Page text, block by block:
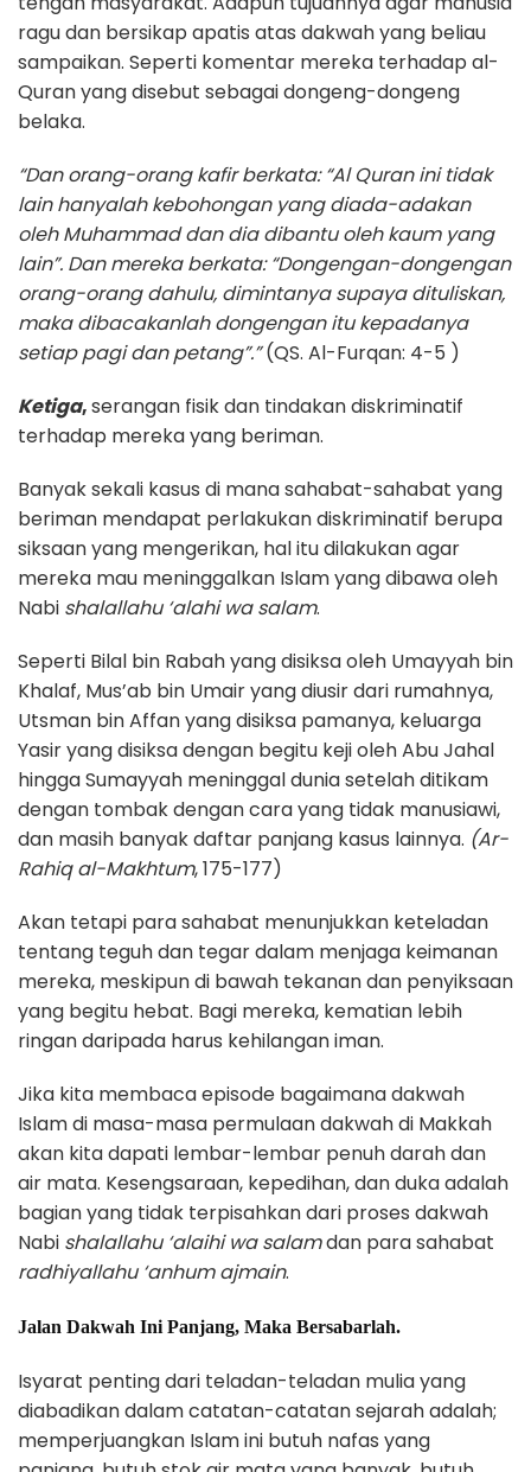
ragu dan bersikap apatis atas dakwah yang beliau
sampaikan. Seperti komentar mereka terhadap al-
Quran yang disebut sebagai dongeng-dongeng
belaka.
“Dan orang-orang kafir berkata: “Al Quran ini tidak
lain hanyalah kebohongan yang diada-adakan
oleh Muhammad dan dia dibantu oleh kaum yang
lain”. Dan mereka berkata: “Dongengan-dongengan
orang-orang dahulu, dimintanya supaya dituliskan,
maka dibacakanlah dongengan itu kepadanya
setiap pagi dan petang”.”(QS. Al-Furqan: 4-5 )
Ketiga,serangan fisik dan tindakan diskriminatif
terhadap mereka yang beriman.
Banyak sekali kasus di mana sahabat-sahabat yang
beriman mendapat perlakukan diskriminatif berupa
siksaan yang mengerikan, hal itu dilakukan agar
mereka mau meninggalkan Islam yang dibawa oleh
Nabi shalallahu ‘alahi wa salam.
Seperti Bilal bin Rabah yang disiksa oleh Umayyah bin
Khalaf, Mus’ab bin Umair yang diusir dari rumahnya,
Utsman bin Affan yang disiksa pamanya, keluarga
Yasir yang disiksa dengan begitu keji oleh Abu Jahal
hingga Sumayyah meninggal dunia setelah ditikam
dengan tombak dengan cara yang tidak manusiawi,
dan masih banyak daftar panjang kasus lainnya. (Ar-
Rahiq al-Makhtum, 175-177)
Akan tetapi para sahabat menunjukkan keteladan
tentang teguh dan tegar dalam menjaga keimanan
mereka, meskipun di bawah tekanan dan penyiksaan
yang begitu hebat. Bagi mereka, kematian lebih
ringan daripada harus kehilangan iman.
Jika kita membaca episode bagaimana dakwah
Islam di masa-masa permulaan dakwah di Makkah
akan kita dapati lembar-lembar penuh darah dan
air mata. Kesengsaraan, kepedihan, dan duka adalah
bagian yang tidak terpisahkan dari proses dakwah
Nabi shalallahu ‘alaihi wa salamdan para sahabat
radhiyallahu ‘anhum ajmain.
Jalan Dakwah Ini Panjang, Maka Bersabarlah.
Isyarat penting dari teladan-teladan mulia yang
diabadikan dalam catatan-catatan sejarah adalah;
memperjuangkan Islam ini butuh nafas yang